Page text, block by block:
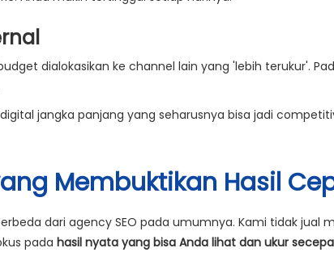
dialokasikan ke channel lain yang 'lebih terukur'.
jangka panjang yang seharusnya bisa jadi
Membuktikan Hasil
dari agency SEO pada umumnya. Kami tidak jual
pada hasil nyata yang bisa Anda lihat dan ukur